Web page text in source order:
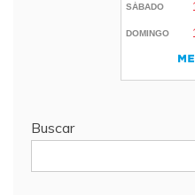
Buscar